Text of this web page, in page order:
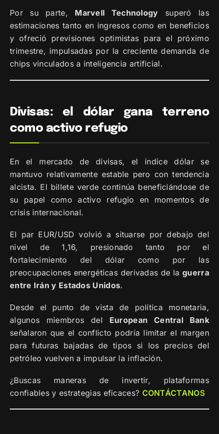
Por su parte, Marvell Technology superó las
estimaciones tanto en ingresos como en beneficios
y ofreció previsiones optimistas para el próximo
trimestre, impulsadas por la creciente demanda de
chips vinculados a inteligencia artificial.
Divisas: el dólar gana terreno
como activo refugio
En el mercado de divisas, el índice dólar se
mantuvo relativamente estable pero con tendencia
alcista. El billete verde continúa beneficiándose de
su papel como activo refugio en momentos de
crisis internacional.
El par EUR/USD volvió a situarse por debajo del
nivel de 1,16, presionado tanto por el
fortalecimiento del dólar como por las
preocupaciones energéticas derivadas de laguerra
entre Irán y Estados Unidos.
Desde el punto de vista de política monetaria,
algunos miembros del European Central Bank
señalaron que el conflicto podría limitar el margen
para futuras bajadas de tipos si los precios del
petróleo vuelven a impulsar la inflación.
¿Buscas maneras de invertir, plataformas
confiables y estrategias eficaces? CONTÁCTANOS